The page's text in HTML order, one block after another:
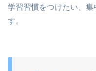
学習習慣をつけたい、
す。